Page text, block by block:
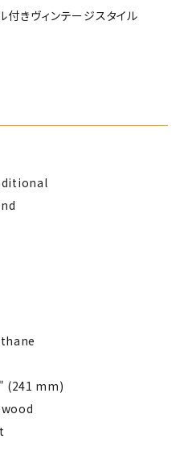
付きヴィンテージスタイル
(241 mm)